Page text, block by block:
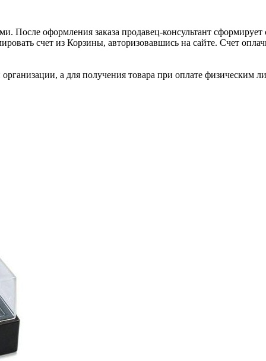
После оформления заказа продавец-консультант
счет из Корзины, авторизовавшись на сайте. Счет
а для получения товара при оплате физическим